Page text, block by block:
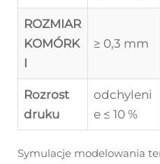
ROZMIAR
KOMÓRK
I
≥ 0,3 mm
Rozrost
druku
odchyleni
e ≤ 10 %
Symulacje modelowania